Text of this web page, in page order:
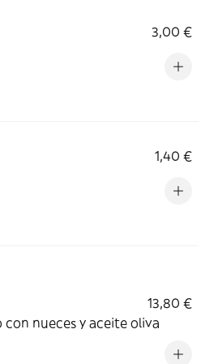
3,00 €
1,40 €
13,80 €
nueces y aceite oliva